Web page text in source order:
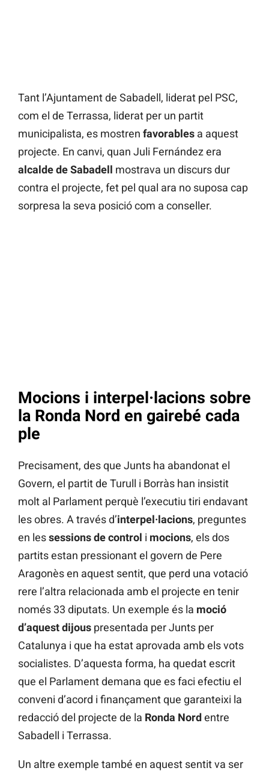
Tant l’Ajuntament de Sabadell, liderat pel PSC,
com el de Terrassa, liderat per un partit
municipalista, es mostren favorables a aquest
projecte. En canvi, quan Juli Fernández era
alcalde de Sabadell mostrava un discurs dur
contra el projecte, fet pel qual ara no suposa cap
sorpresa la seva posició com a conseller.
Mocions i interpel·lacions sobre
la Ronda Nord en gairebé cada
ple
Precisament, des que Junts ha abandonat el
Govern, el partit de Turull i Borràs han insistit
molt al Parlament perquè l’executiu tiri endavant
les obres. A través d’interpel·lacions, preguntes
en lessessions de control i mocions, els dos
partits estan pressionant el govern de Pere
Aragonès en aquest sentit, que perd una votació
rere l’altra relacionada amb el projecte en tenir
només 33 diputats. Un exemple és la moció
d’aquest dijous presentada per Junts per
Catalunya i que ha estat aprovada amb els vots
socialistes. D’aquesta forma, ha quedat escrit
que el Parlament demana que es faci efectiu el
conveni d’acord i finançament que garanteixi la
redacció del projecte de la Ronda Nord entre
Sabadell i Terrassa.
Un altre exemple també en aquest sentit va ser